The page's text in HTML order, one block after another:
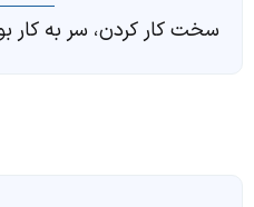
سخت کار کردن، سر به کار